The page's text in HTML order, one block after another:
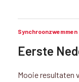
Synchroonzwemmen
Eerste
Mooie resultaten